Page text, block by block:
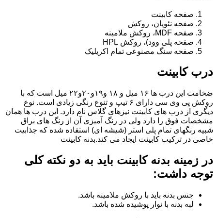
صفحه کابینت
صفحه نئوپان، روکش
صفحه MDF، روکش ملامینه
صفحه پلی وود)، روکش HPL
صفحه سنگ مصنوعی تمام اکریلیک
درب کابینت
ضخامت این درب ها ۱۶ میل و ۱۸ و١٩و٢٠و٢٢ میل است که با
روکش پی وی سی دارای ۶ تیپ و تنوع رنگی زیادی است. نوع
دیگری از درب های کابینت نیزهای گلاس نام دارد. این درب ها همان
مشخصات فوق را دارد ولی در رنگ آمیزی آن از رنگ های براق
شبیه رنگهای تمام پلی استر (شیشه ای) استفاده شده که جذابیت
خاصی در ترکیب کابینت ایجاد می کند.بدنه کابینت
در زمینه بدنه کابینت باید به دو نکته کلی
توجه داشت:
جنس بدنه باید با روکش ملامینه باشد.
لبه بدنه با نوار پوشیده شده باشد.